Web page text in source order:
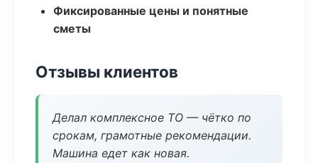
Фиксированные цены и понятные
сметы
Отзывы клиентов
Делал комплексное ТО — чётко по
срокам, грамотные рекомендации.
Машина едет как новая.